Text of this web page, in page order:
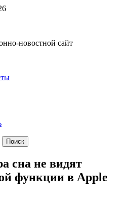
новостной сайт
сна не видят
функции в Apple